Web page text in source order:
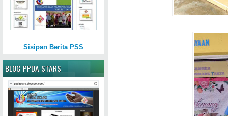
Sisipan Berita PSS
BLOG PPDA STARS